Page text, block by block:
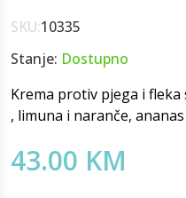
SKU:10335
Stanje: Dostupno
Krema protiv pjega i
, limuna i naranče,
43.00 KM